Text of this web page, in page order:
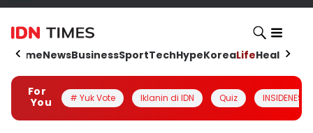
HomeNewsBusinessSportTechHypeKoreaLifeHealth
For
You
# Yuk Vote Iklanin di IDN Quiz INSIDENESIA